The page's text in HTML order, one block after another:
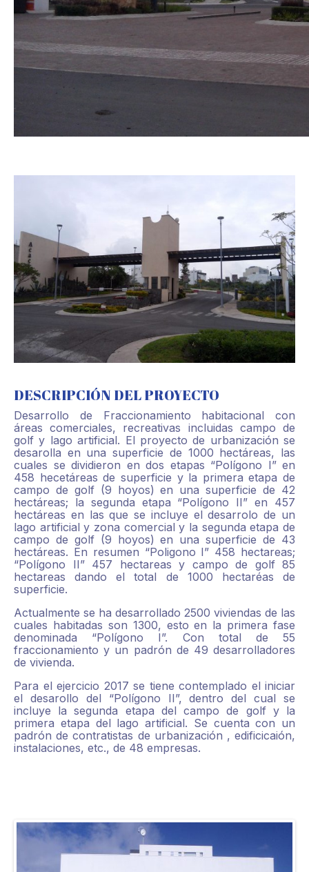
DESCRIPCIÓN DEL PROYECTO
Desarrollo de Fraccionamiento habitacional con
áreas comerciales, recreativas incluidas campo de
golf y lago artificial. El proyecto de urbanización se
desarolla en una superficie de 1000 hectáreas, las
cuales se dividieron en dos etapas “Polígono I” en
458 hecetáreas de superficie y la primera etapa de
campo de golf (9 hoyos) en una superficie de 42
hectáreas; la segunda etapa “Polígono II” en 457
hectáreas en las que se incluye el desarrolo de un
lago artificial y zona comercial y la segunda etapa de
campo de golf (9 hoyos) en una superficie de 43
hectáreas. En resumen “Poligono I” 458 hectareas;
“Polígono II” 457 hectareas y campo de golf 85
hectareas dando el total de 1000 hectaréas de
superficie.
Actualmente se ha desarrollado 2500 viviendas de las
cuales habitadas son 1300, esto en la primera fase
denominada “Polígono I”. Con total de 55
fraccionamiento y un padrón de 49 desarrolladores
de vivienda.
Para el ejercicio 2017 se tiene contemplado el iniciar
el desarollo del “Polígono II”, dentro del cual se
incluye la segunda etapa del campo de golf y la
primera etapa del lago artificial. Se cuenta con un
padrón de contratistas de urbanización , edificicaión,
instalaciones, etc., de 48 empresas.